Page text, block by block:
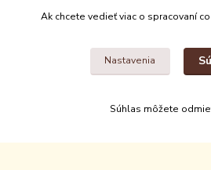
antikvariat@antikvychod.sk
Ak chcete vedieť viac o spracovaní
Nastavenia
Súhlas môžete